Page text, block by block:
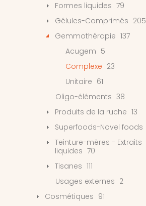
Formes liquides 79
Gélules-Comprimés 205
Gemmothérapie 137
Acugem 5
Complexe 23
Unitaire 61
Oligo-éléments 38
Produits de la ruche 13
Superfoods-Novel foods
Teinture-mères - Extraits
liquides 70
Tisanes 111
Usages externes 2
Cosmétiques 91